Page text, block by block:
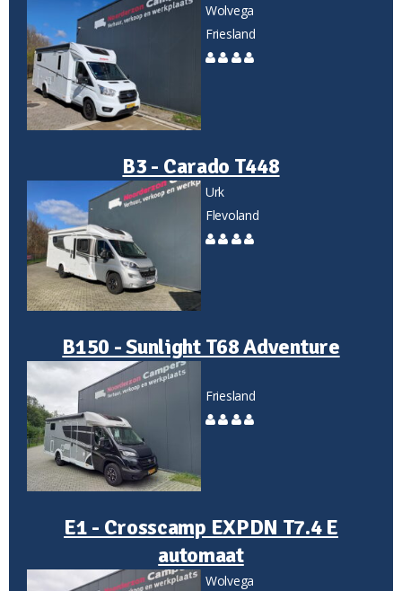
Wolvega
Friesland
B3 - Carado T448
Urk
Flevoland
B150 - Sunlight T68 Adventure
Friesland
E1 - Crosscamp EXPDN T7.4 E
automaat
Wolvega